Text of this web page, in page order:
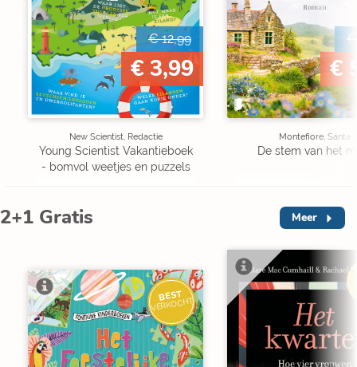
€ 12,99
€ 3,99
New Scientist, Redactie
Young Scientist Vakantieboek
- bomvol weetjes en puzzels
€
€
Montefiore, Santa
De stem van het
2+1 Gratis Meer
BEST
VERKOCHT